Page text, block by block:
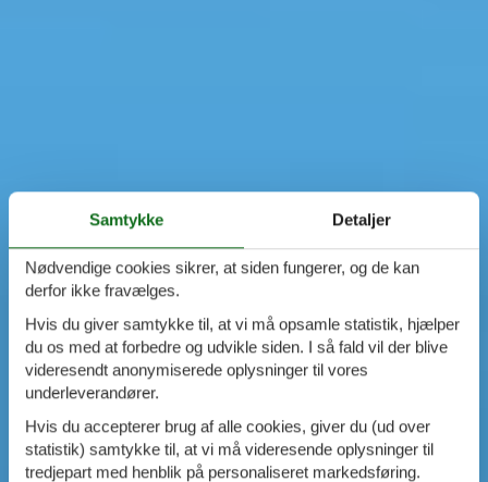
Samtykke Detaljer
Nødvendige cookies sikrer, at siden fungerer, og de kan
derfor ikke fravælges.
Hvis du giver samtykke til, at vi må opsamle statistik, hjælper
du os med at forbedre og udvikle siden. I så fald vil der blive
videresendt anonymiserede oplysninger til vores
underleverandører.
Hvis du accepterer brug af alle cookies, giver du (ud over
statistik) samtykke til, at vi må videresende oplysninger til
tredjepart med henblik på personaliseret markedsføring.